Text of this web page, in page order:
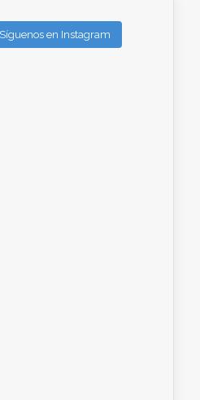
Síguenos en Instagram